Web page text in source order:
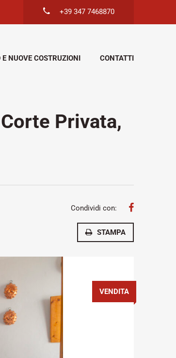
+39 347 7468870
NUOVE COSTRUZIONI CONTATTI
Privata,
Condividi con:
STAMPA
VENDITA